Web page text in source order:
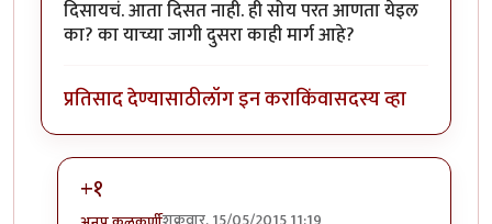
दिसायचं. आता दिसत नाही. ही सोय परत आणता येइल
का? का याच्या जागी दुसरा काही मार्ग आहे?
प्रतिसाद देण्यासाठीलॉग इन कराकिंवासदस्य व्हा
+१